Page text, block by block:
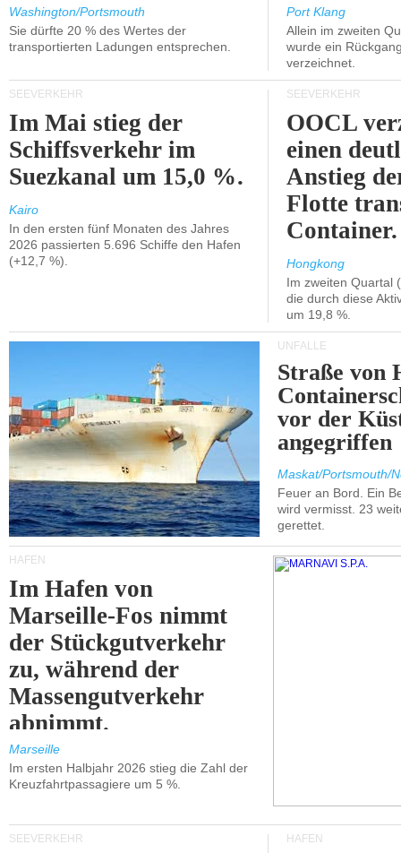
Washington/Portsmouth
Sie dürfte 20 % des Wertes der
transportierten Ladungen entsprechen.
Port Klang
Allein im zweiten
wurde ein
verzeichnet.
SEEVERKEHR
Im Mai stieg der
Schiffsverkehr im
Suezkanal um 15,0 %.
Kairo
In den ersten fünf Monaten des Jahres
2026 passierten 5.696 Schiffe den Hafen
(+12,7 %).
SEEVERKEHR
OOCL
einen
Anstieg
Flotte
Container.
Hongkong
Im zweiten Quartal
die durch diese
um 19,8 %.
UNFÄLLE
Straße von
vor der
angegriffen
Maskat/Portsmouth/
Feuer an Bord. Ein
wird vermisst. 23
gerettet.
HÄFEN
Im Hafen von
Marseille-Fos nimmt
der Stückgutverkehr
zu, während der
Massengutverkehr
abnimmt.
Marseille
Im ersten Halbjahr 2026 stieg die Zahl der
Kreuzfahrtpassagiere um 5 %.
SEEVERKEHR HÄFEN